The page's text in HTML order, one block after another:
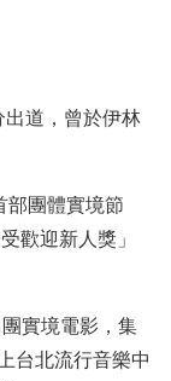
出道，曾於伊林
部團體實境節
歡迎新人獎」
實境電影，集
台北流行音樂中